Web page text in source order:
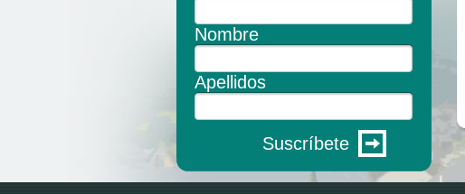
Nombre
Apellidos
Suscríbete